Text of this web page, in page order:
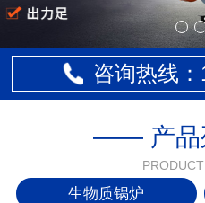
咨询热线：
—— 产
生物质锅炉